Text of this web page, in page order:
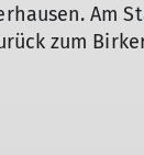
Am
zum